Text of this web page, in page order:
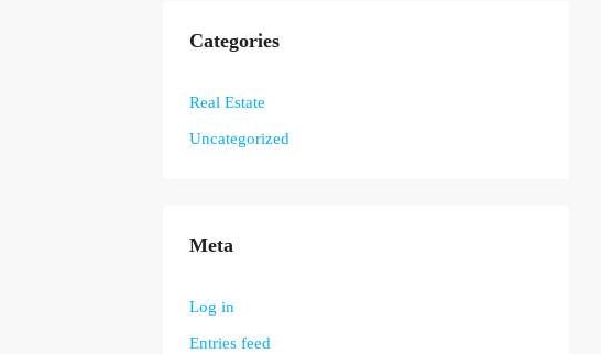
Categories
Real Estate
Uncategorized
Meta
Log in
Entries feed